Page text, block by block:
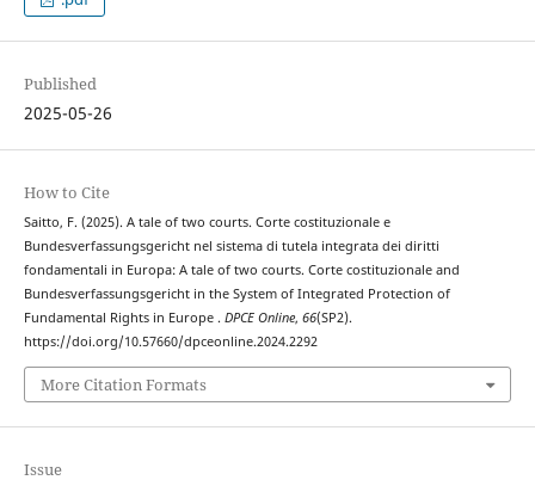
Published
2025-05-26
How to Cite
Saitto, F. (2025). A tale of two courts. Corte costituzionale e
Bundesverfassungsgericht nel sistema di tutela integrata dei diritti
fondamentali in Europa: A tale of two courts. Corte costituzionale and
Bundesverfassungsgericht in the System of Integrated Protection of
Fundamental Rights in Europe . DPCE Online, 66(SP2).
https://doi.org/10.57660/dpceonline.2024.2292
More Citation Formats
Issue